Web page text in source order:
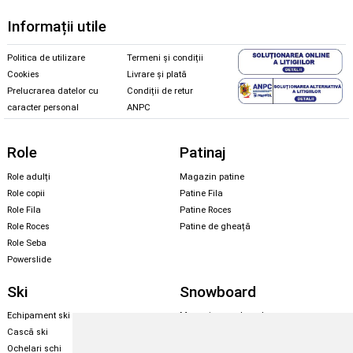
Informații utile
Politica de utilizare
Cookies
Prelucrarea datelor cu
caracter personal
Termeni și condiții
Livrare și plată
Condiții de retur
ANPC
Role
Role adulți
Role copii
Role Fila
Role Roces
Role Seba
Powerslide
Patinaj
Magazin patine
Patine Fila
Patine Roces
Patine de gheață
Ski
Echipament ski
Cască ski
Ochelari schi
Snowboard
Magazin snowboard